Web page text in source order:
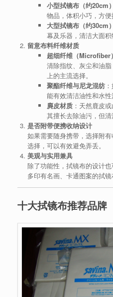
小型拭镜布（约20cm）
物品，体积小巧，方便
大型拭镜布（约30cm）
幕及乐器，清洁大面积
留意布料纤维材质
超细纤维（Microfiber）
清除指纹、灰尘和油
上的主流选择。
聚酯纤维与尼龙混纺：
能有效清洁油性和水性
麂皮材质：天然鹿皮
其擅长去除油污，但清
是否附带便携收纳设计
如果需要随身携带，选择附
选择，可以有效避免弄丢。
美观与实用兼具
除了功能性，拭镜布的设计
多印有名画、卡通图案的拭镜
十大拭镜布推荐品牌